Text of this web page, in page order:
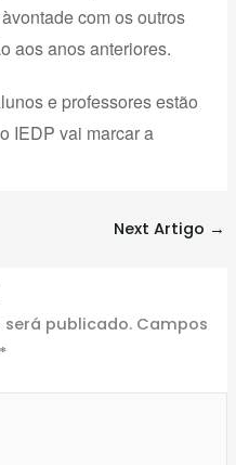
com os outros
aos anos anteriores.
e professores estão
IEDP vai marcar a
Next Artigo →
será publicado. Campos
*